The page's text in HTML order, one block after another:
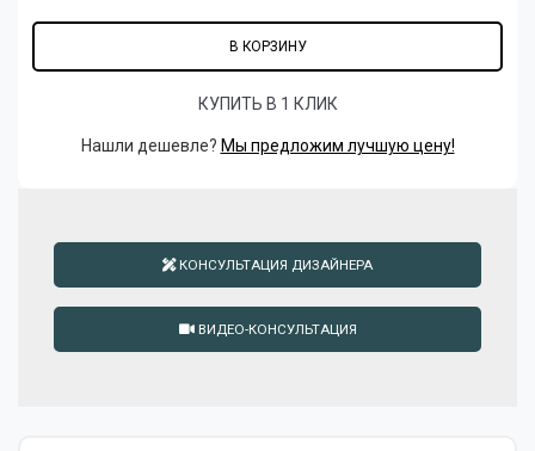
В КОРЗИНУ
КУПИТЬ В 1 КЛИК
Нашли дешевле? Мы предложим лучшую цену!
КОНСУЛЬТАЦИЯ ДИЗАЙНЕРА
ВИДЕО-КОНСУЛЬТАЦИЯ